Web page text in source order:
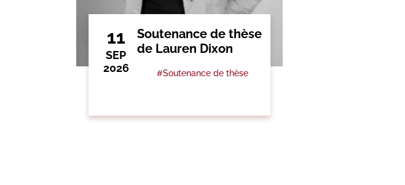
11
SEP
2026
Soutenance de thèse
de Lauren Dixon
#Soutenance de thèse